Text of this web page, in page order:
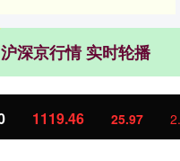
沪深京行情 实时轮播
25.97 2.38%